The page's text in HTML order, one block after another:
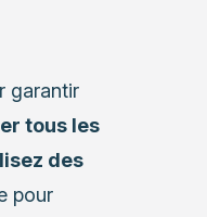
garantir
tous les
des
pour